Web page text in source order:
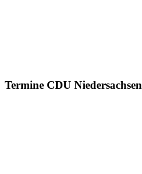
Termine CDU Niedersachsen